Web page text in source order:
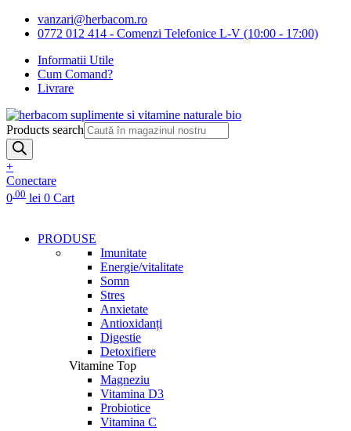
vanzari@herbacom.ro
0772 012 414 - Comenzi Telefonice L-V (10:00 - 17:00)
Informatii Utile
Cum Comand?
Livrare
Products search
+
Conectare
0.00 lei 0 Cart
PRODUSE
Imunitate
Energie/vitalitate
Somn
Stres
Anxietate
Antioxidanți
Digestie
Detoxifiere
Vitamine Top
Magneziu
Vitamina D3
Probiotice
Vitamina C